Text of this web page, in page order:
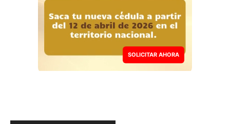
SOLICITAR AHORA